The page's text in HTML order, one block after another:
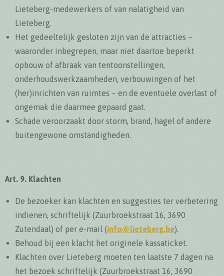
Lieteberg-medewerkers of van nalatigheid van
Lieteberg.
Het gedeeltelijk gesloten zijn van de attracties –
waaronder inbegrepen, maar niet daartoe beperkt
opbouw of afbraak van tentoonstellingen,
onderhoudswerkzaamheden, verbouwingen of het
(her)inrichten van ruimtes – en de eventuele overlast of
ongemak die daarmee gepaard gaat.
Schade veroorzaakt door storm, brand, hagel of andere
buitengewone omstandigheden.
Art. 9. Klachten
De bezoeker kan klachten en suggesties ter verbetering
indienen, schriftelijk (Zuurbroekstraat 16, 3690
Zutendaal) of per e-mail (info@lieteberg.be).
Behoud bij een klacht het originele kassaticket.
Klachten over Lieteberg moeten ten laatste 7 dagen na
het bezoek schriftelijk (Zuurbroekstraat 16, 3690